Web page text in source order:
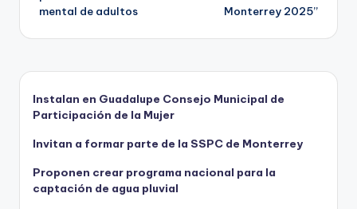
entradas
mental de adultos
Monterrey 2025”
Instalan en Guadalupe Consejo Municipal de
Participación de la Mujer
Invitan a formar parte de la SSPC de Monterrey
Proponen crear programa nacional para la
captación de agua pluvial